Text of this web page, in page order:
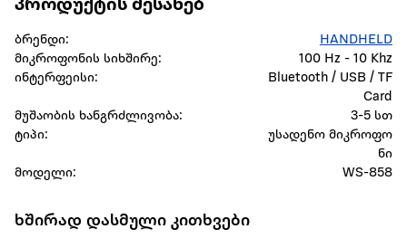
პროდუქტის შესახებ
ბრენდი:
HANDHELD
მიკროფონის სიხშირე:
100 Hz - 10 Khz
ინტერფეისი:
Bluetooth / USB / TF
Card
მუშაობის ხანგრძლივობა:
3-5 სთ
ტიპი:
უსადენო მიკროფო
ნი
მოდელი:
WS-858
ხშირად დასმული კითხვები